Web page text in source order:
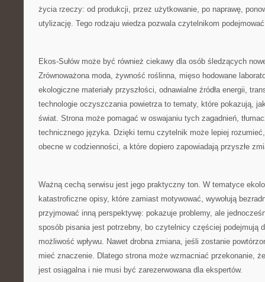
życia rzeczy: od produkcji, przez użytkowanie, po naprawę,
utylizację. Tego rodzaju wiedza pozwala czytelnikom
Ekos-Sułów może być również ciekawy dla osób śledzących
Zrównoważona moda, żywność roślinna, mięso hodowane
ekologiczne materiały przyszłości, odnawialne źródła energii,
technologie oczyszczania powietrza to tematy, które pokazują,
świat. Strona może pomagać w oswajaniu tych zagadnień,
technicznego języka. Dzięki temu czytelnik może lepiej
obecne w codzienności, a które dopiero zapowiadają przyszłe
Ważną cechą serwisu jest jego praktyczny ton. W tematyce
katastroficzne opisy, które zamiast motywować, wywołują
przyjmować inną perspektywę: pokazuje problemy, ale
sposób pisania jest potrzebny, bo czytelnicy częściej podejmują
możliwość wpływu. Nawet drobna zmiana, jeśli zostanie
mieć znaczenie. Dlatego strona może wzmacniać przekonanie,
jest osiągalna i nie musi być zarezerwowana dla ekspertów.